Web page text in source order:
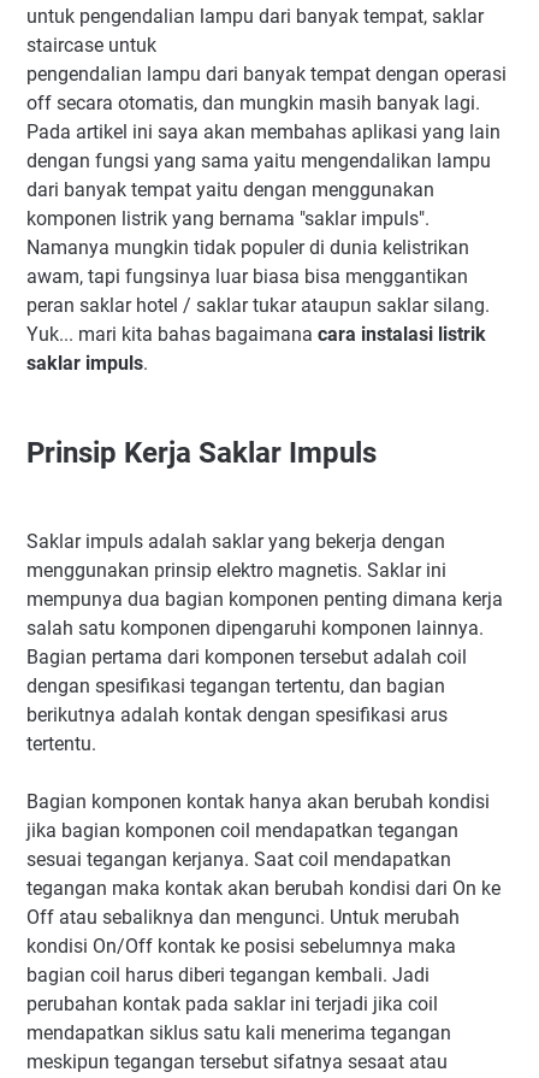
untuk pengendalian lampu dari banyak tempat, saklar
staircase untuk
pengendalian lampu dari banyak tempat dengan operasi
off secara otomatis, dan mungkin masih banyak lagi.
Pada artikel ini saya akan membahas aplikasi yang lain
dengan fungsi yang sama yaitu mengendalikan lampu
dari banyak tempat yaitu dengan menggunakan
komponen listrik yang bernama "saklar impuls".
Namanya mungkin tidak populer di dunia kelistrikan
awam, tapi fungsinya luar biasa bisa menggantikan
peran saklar hotel / saklar tukar ataupun saklar silang.
Yuk... mari kita bahas bagaimana cara instalasi listrik
saklar impuls.
Prinsip Kerja Saklar Impuls
Saklar impuls adalah saklar yang bekerja dengan
menggunakan prinsip elektro magnetis. Saklar ini
mempunya dua bagian komponen penting dimana kerja
salah satu komponen dipengaruhi komponen lainnya.
Bagian pertama dari komponen tersebut adalah coil
dengan spesifikasi tegangan tertentu, dan bagian
berikutnya adalah kontak dengan spesifikasi arus
tertentu.
Bagian komponen kontak hanya akan berubah kondisi
jika bagian komponen coil mendapatkan tegangan
sesuai tegangan kerjanya. Saat coil mendapatkan
tegangan maka kontak akan berubah kondisi dari On ke
Off atau sebaliknya dan mengunci. Untuk merubah
kondisi On/Off kontak ke posisi sebelumnya maka
bagian coil harus diberi tegangan kembali. Jadi
perubahan kontak pada saklar ini terjadi jika coil
mendapatkan siklus satu kali menerima tegangan
meskipun tegangan tersebut sifatnya sesaat atau